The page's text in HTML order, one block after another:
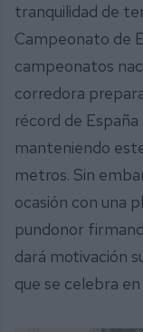
tranquilidad de
Campeonato de
campeonatos
corredora
récord de
manteniendo
metros. Sin
ocasión con una
pundonor
dará motivación
que se celebra